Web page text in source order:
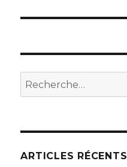
Recherche
pour
ARTICLES RÉCENTS